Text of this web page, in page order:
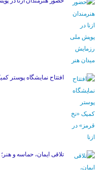
افتتاح نمایشگاه پوستر
تلاقی ایمان، حماسه و